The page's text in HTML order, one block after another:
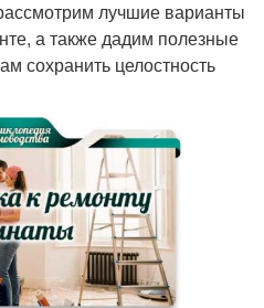
лучшие варианты
а также дадим полезные
сохранить целостность